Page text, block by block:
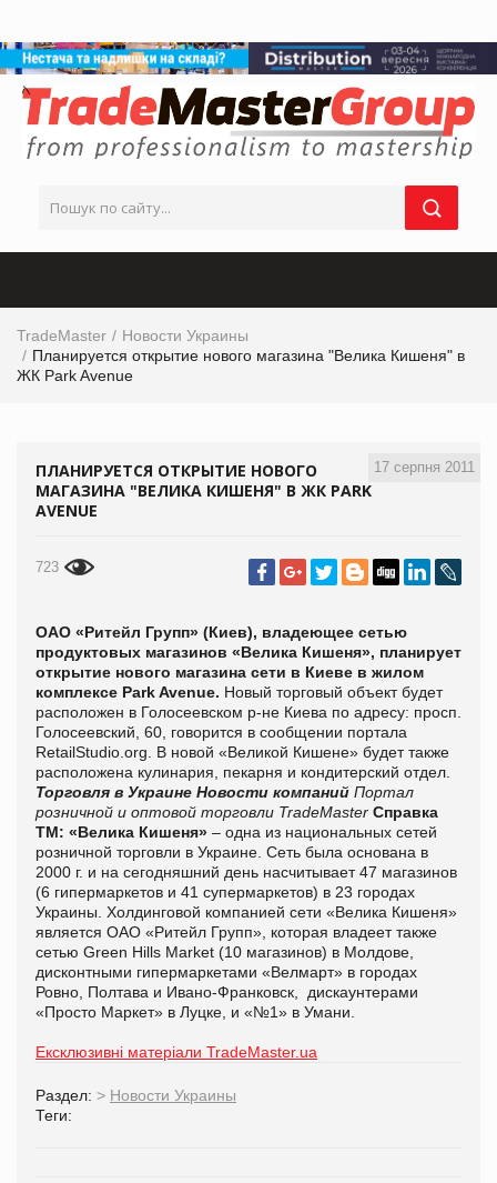
TradeMaster
Новости Украины
Планируется открытие нового магазина "Велика Кишеня" в
ЖК Park Avenue
17 серпня 2011
ПЛАНИРУЕТСЯ ОТКРЫТИЕ НОВОГО
МАГАЗИНА "ВЕЛИКА КИШЕНЯ" В ЖК PARK
AVENUE
723
ОАО «Ритейл Групп» (Киев), владеющее сетью
продуктовых магазинов «Велика Кишеня», планирует
открытие нового магазина сети в Киеве в жилом
комплексе Park Avenue. Новый торговый объект будет
расположен в Голосеевском р-не Киева по адресу: просп.
Голосеевский, 60, говорится в сообщении портала
RetailStudio.org. В новой «Великой Кишене» будет также
расположена кулинария, пекарня и кондитерский отдел.
Торговля в Украине Новости компаний Портал
розничной и оптовой торговли TradeMaster Справка
ТМ: «Велика Кишеня» – одна из национальных сетей
розничной торговли в Украине. Сеть была основана в
2000 г. и на сегодняшний день насчитывает 47 магазинов
(6 гипермаркетов и 41 супермаркетов) в 23 городах
Украины. Холдинговой компанией сети «Велика Кишеня»
является ОАО «Ритейл Групп», которая владеет также
сетью Green Hills Market (10 магазинов) в Молдове,
дисконтными гипермаркетами «Велмарт» в городах
Ровно, Полтава и Ивано-Франковск, дискаунтерами
«Просто Маркет» в Луцке, и «№1» в Умани.
Ексклюзивні матеріали TradeMaster.ua
Раздел: > Новости Украины
Теги: